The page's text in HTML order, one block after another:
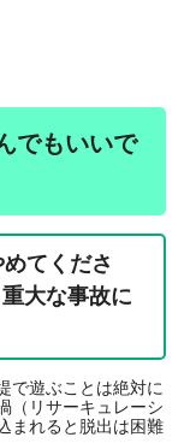
でもいいで
てくださ
大な事故に
で遊ぶことは絶対に
（リサーキュレーシ
まれると脱出は困難